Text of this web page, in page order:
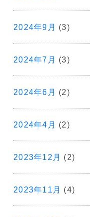
2024年9月 (3)
2024年7月 (3)
2024年6月 (2)
2024年4月 (2)
2023年12月 (2)
2023年11月 (4)